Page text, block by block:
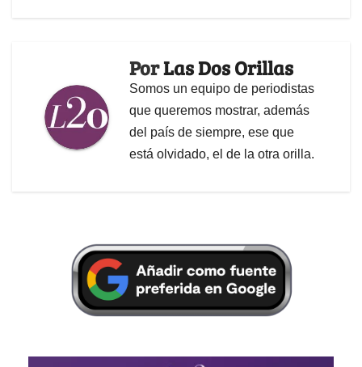
PorLas Dos Orillas
Somos un equipo de periodistas
que queremos mostrar, además
del país de siempre, ese que
está olvidado, el de la otra orilla.